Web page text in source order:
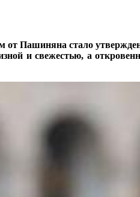
Пашиняна стало
и свежестью, а